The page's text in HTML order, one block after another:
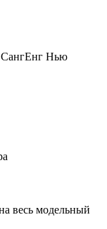
СангЕнг Нью
весь модельный